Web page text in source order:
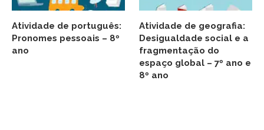
Atividade de português:
Pronomes pessoais – 8º
ano
Atividade de geografia:
Desigualdade social e a
fragmentação do
espaço global – 7º ano e
8º ano